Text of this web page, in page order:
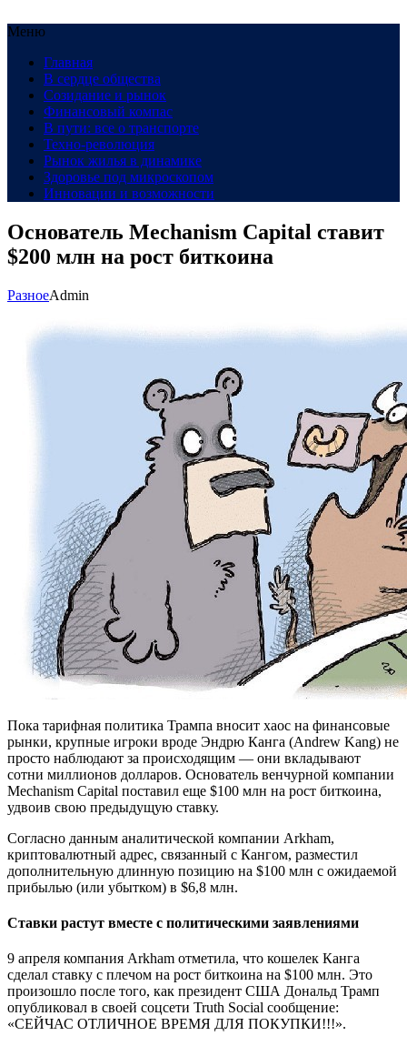
Меню
Главная
В сердце общества
Созидание и рынок
Финансовый компас
В пути: все о транспорте
Техно-революция
Рынок жилья в динамике
Здоровье под микроскопом
Инновации и возможности
Основатель Mechanism Capital ставит
$200 млн на рост биткоина
РазноеAdmin
Пока тарифная политика Трампа вносит хаос на финансовые
рынки, крупные игроки вроде Эндрю Канга (Andrew Kang) не
просто наблюдают за происходящим — они вкладывают
сотни миллионов долларов. Основатель венчурной компании
Mechanism Capital поставил еще $100 млн на рост биткоина,
удвоив свою предыдущую ставку.
Согласно данным аналитической компании Arkham,
криптовалютный адрес, связанный с Кангом, разместил
дополнительную длинную позицию на $100 млн с ожидаемой
прибылью (или убытком) в $6,8 млн.
Ставки растут вместе с политическими заявлениями
9 апреля компания Arkham отметила, что кошелек Канга
сделал ставку с плечом на рост биткоина на $100 млн. Это
произошло после того, как президент США Дональд Трамп
опубликовал в своей соцсети Truth Social сообщение:
«СЕЙЧАС ОТЛИЧНОЕ ВРЕМЯ ДЛЯ ПОКУПКИ!!!».